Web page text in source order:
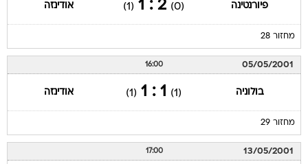
05/05/2001
בולוניה (1)
1 : 1
(1) אודינזה
13/05/2001
אודינזה (0)
3 : 3
(3) פרוג'יה